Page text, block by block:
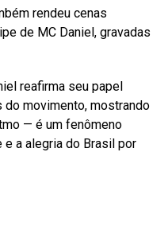
rendeu cenas
de MC Daniel, gravadas
reafirma seu papel
movimento, mostrando
— é um fenômeno
e a alegria do Brasil por